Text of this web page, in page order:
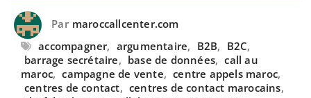
Par maroccallcenter.com
accompagner, argumentaire, B2B, B2C,
barrage secrétaire, base de données, call au
maroc, campagne de vente, centre appels maroc,
centres de contact, centres de contact marocains,